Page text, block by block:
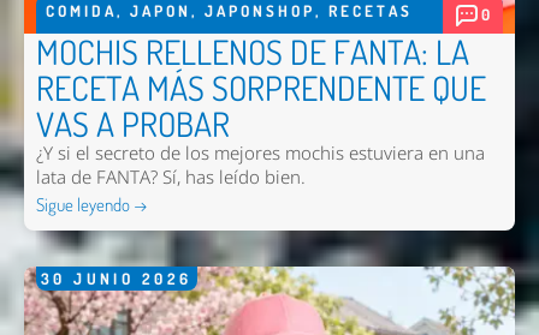
COMIDA, JAPON , JAPONSHOP, RECETAS 0
MOCHIS RELLENOS DE FANTA: LA
RECETA MÁS SORPRENDENTE QUE
VAS A PROBAR
¿Y si el secreto de los mejores mochis estuviera en una
lata de FANTA? Sí, has leído bien.
Sigue leyendo →
30 JUNIO 2026
Nombre *
Email *
Comentario *